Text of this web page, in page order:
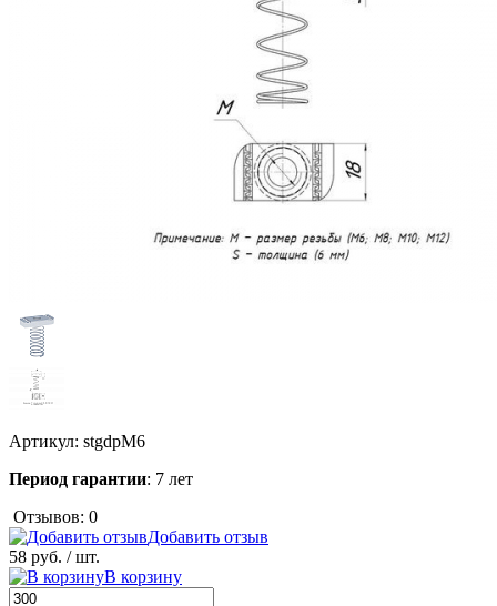
Артикул: stgdpM6
Период гарантии: 7 лет
Отзывов: 0
Добавить отзыв
58 руб. / шт.
В корзину